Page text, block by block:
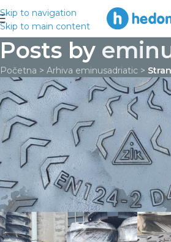
Skip to navigation
Skip to main content
Posts by
Početna > Arhiva eminusadriatic >